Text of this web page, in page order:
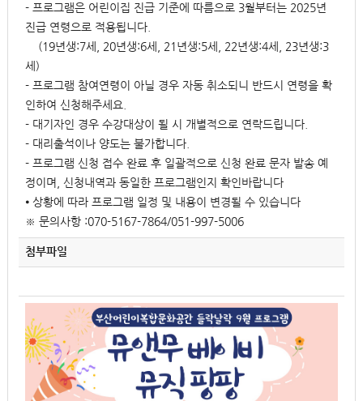
- 프로그램은 어린이집 진급 기준에 따름으로 3월부터는 2025년
진급 연령으로 적용됩니다.
(19년생:7세, 20년생:6세, 21년생:5세, 22년생:4세, 23년생:3
세)
- 프로그램 참여연령이 아닐 경우 자동 취소되니 반드시 연령을 확
인하여 신청해주세요.
- 대기자인 경우 수강대상이 될 시 개별적으로 연락드립니다.
- 대리출석이나 양도는 불가합니다.
- 프로그램 신청 접수 완료 후 일괄적으로 신청 완료 문자 발송 예
정이며, 신청내역과 동일한 프로그램인지 확인바랍니다
⦁ 상황에 따라 프로그램 일정 및 내용이 변경될 수 있습니다
※ 문의사항 :070-5167-7864/051-997-5006
첨부파일